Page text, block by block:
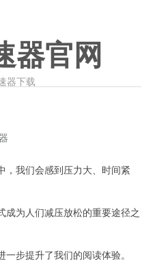
器官网
器下载
我们会感到压力大、时间紧
为人们减压放松的重要途径之
步提升了我们的阅读体验。